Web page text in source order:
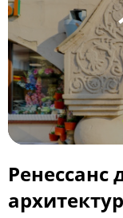
Ренессанс